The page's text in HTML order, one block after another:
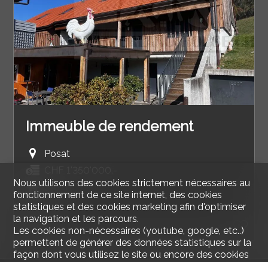
Immeuble de rendement
Posat
316 m²
4
2017
Nous utilisons des cookies strictement nécessaires au
fonctionnement de ce site internet, des cookies
statistiques et des cookies marketing afin d'optimiser
la navigation et les parcours.
Les cookies non-nécessaires (youtube, google, etc..)
permettent de générer des données statistiques sur la
façon dont vous utilisez le site ou encore des cookies